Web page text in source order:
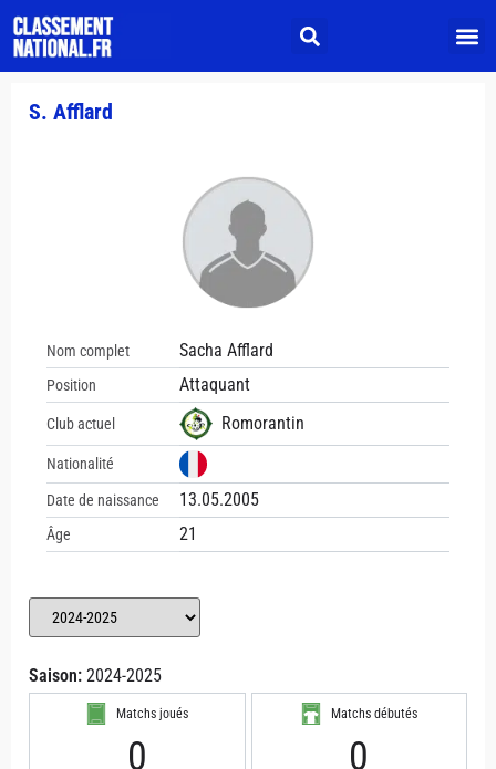
S. Afflard
Nom complet Sacha Afflard
Position Attaquant
Club actuel Romorantin
Nationalité
Date de naissance 13.05.2005
Âge 21
Saison: 2024-2025
Matchs joués
0
Matchs débutés
0